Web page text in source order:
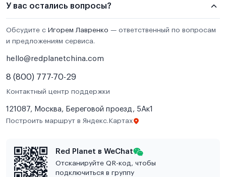
У вас остались вопросы?
Обсудите с Игорем Лавренко — ответственный по вопросам
и предложениям сервиса.
hello@redplanetchina.com
8 (800) 777-70-29
Контактный центр поддержки
121087, Москва, Береговой проезд, 5Ак1
Построить маршрут в Яндекс.Картах
Red Planet в WeChat
Отсканируйте QR-код, чтобы
подключиться в группу